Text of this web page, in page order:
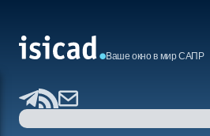
Ваше окно в мир САПР